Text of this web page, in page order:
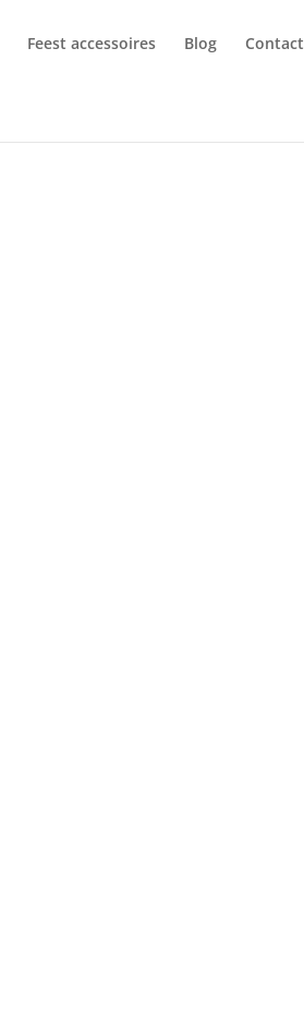
Feest accessoires Blog Contact